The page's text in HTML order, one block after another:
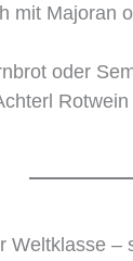
mit Majoran
oder
Weltklasse –